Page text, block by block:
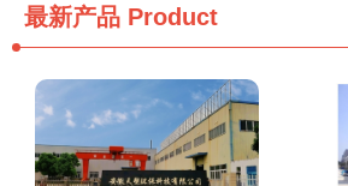
最新产品 Product